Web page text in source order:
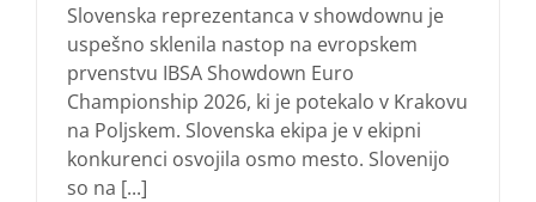
Slovenska reprezentanca v showdownu je
uspešno sklenila nastop na evropskem
prvenstvu IBSA Showdown Euro
Championship 2026, ki je potekalo v Krakovu
na Poljskem. Slovenska ekipa je v ekipni
konkurenci osvojila osmo mesto. Slovenijo
so na [...]